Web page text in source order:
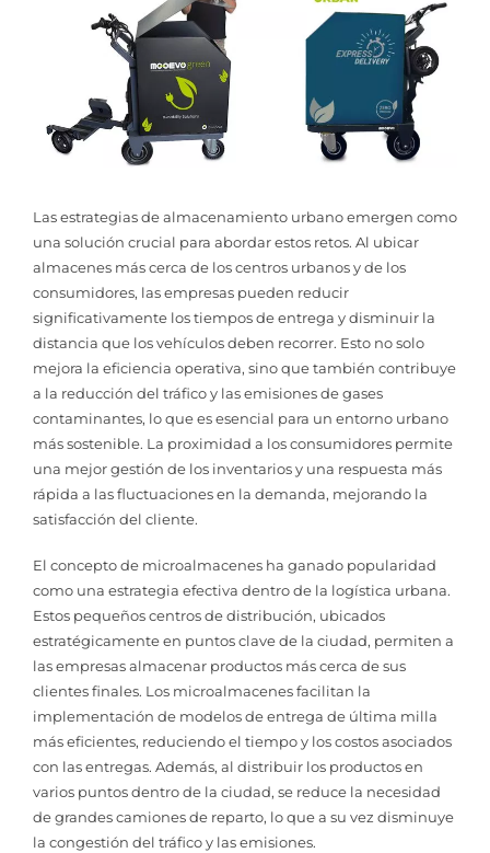
Las estrategias de almacenamiento urbano emergen como
una solución crucial para abordar estos retos. Al ubicar
almacenes más cerca de los centros urbanos y de los
consumidores, las empresas pueden reducir
significativamente los tiempos de entrega y disminuir la
distancia que los vehículos deben recorrer. Esto no solo
mejora la eficiencia operativa, sino que también contribuye
a la reducción del tráfico y las emisiones de gases
contaminantes, lo que es esencial para un entorno urbano
más sostenible. La proximidad a los consumidores permite
una mejor gestión de los inventarios y una respuesta más
rápida a las fluctuaciones en la demanda, mejorando la
satisfacción del cliente.
El concepto de microalmacenes ha ganado popularidad
como una estrategia efectiva dentro de la logística urbana.
Estos pequeños centros de distribución, ubicados
estratégicamente en puntos clave de la ciudad, permiten a
las empresas almacenar productos más cerca de sus
clientes finales. Los microalmacenes facilitan la
implementación de modelos de entrega de última milla
más eficientes, reduciendo el tiempo y los costos asociados
con las entregas. Además, al distribuir los productos en
varios puntos dentro de la ciudad, se reduce la necesidad
de grandes camiones de reparto, lo que a su vez disminuye
la congestión del tráfico y las emisiones.